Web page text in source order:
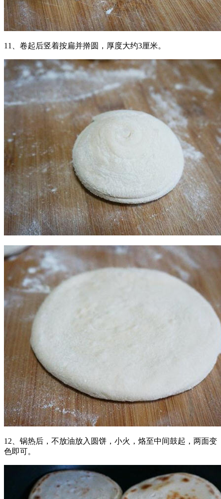
11、卷起后竖着按扁并擀圆，厚度大约3厘米。
12、锅热后，不放油放入圆饼，小火，烙至中间鼓起，两面变
色即可。